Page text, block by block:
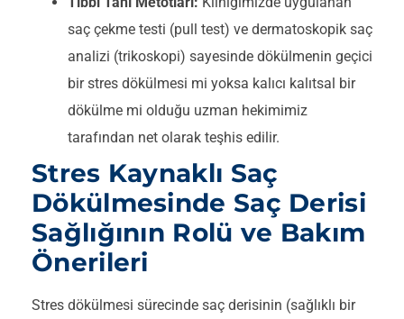
saç çekme testi (pull test) ve dermatoskopik saç
analizi (trikoskopi) sayesinde dökülmenin geçici
bir stres dökülmesi mi yoksa kalıcı kalıtsal bir
dökülme mi olduğu uzman hekimimiz
tarafından net olarak teşhis edilir.
Stres Kaynaklı Saç
Dökülmesinde Saç Derisi
Sağlığının Rolü ve Bakım
Önerileri
Stres dökülmesi sürecinde saç derisinin (sağlıklı bir